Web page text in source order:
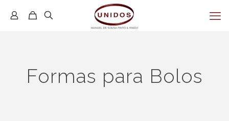
Formas para Bolos